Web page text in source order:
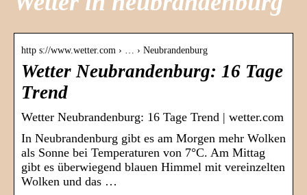
http s://www.wetter.com › … › Neubrandenburg
Wetter Neubrandenburg: 16 Tage
Trend
Wetter Neubrandenburg: 16 Tage Trend | wetter.com
In Neubrandenburg gibt es am Morgen mehr Wolken
als Sonne bei Temperaturen von 7°C. Am Mittag
gibt es überwiegend blauen Himmel mit vereinzelten
Wolken und das …